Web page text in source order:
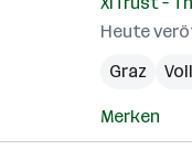
Heute
Graz
Merken